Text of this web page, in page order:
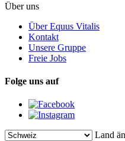
Über uns
Über Equus Vitalis
Kontakt
Unsere Gruppe
Freie Jobs
Folge uns auf
Land